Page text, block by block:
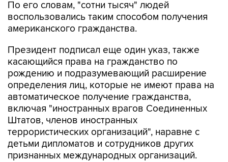
По его словам, "сотни тысяч" людей
воспользовались таким способом получения
американского гражданства.
Президент подписал еще один указ, также
касающийся права на гражданство по
рождению и подразумевающий расширение
определения лиц, которые не имеют права на
автоматическое получение гражданства,
включая "иностранных врагов Соединенных
Штатов, членов иностранных
террористических организаций", наравне с
детьми дипломатов и сотрудников других
признанных международных организаций.